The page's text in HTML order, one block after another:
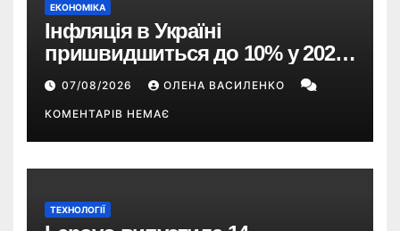
ЕКОНОМІКА
Інфляція в Україні
пришвидшиться до 10% у 2026
році — прогноз НБУ
07/08/2026 ОЛЕНА ВАСИЛЕНКО
КОМЕНТАРІВ НЕМАЄ
ТЕХНОЛОГІЇ